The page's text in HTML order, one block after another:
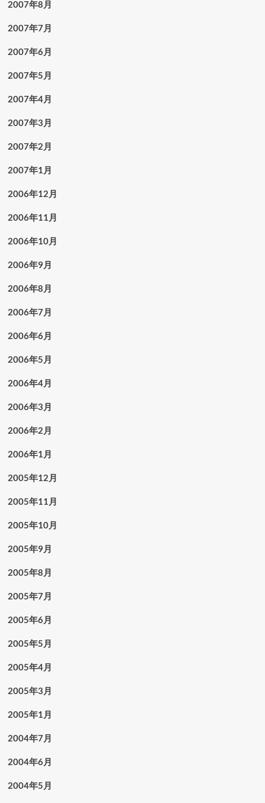
2007年8月
2007年7月
2007年6月
2007年5月
2007年4月
2007年3月
2007年2月
2007年1月
2006年12月
2006年11月
2006年10月
2006年9月
2006年8月
2006年7月
2006年6月
2006年5月
2006年4月
2006年3月
2006年2月
2006年1月
2005年12月
2005年11月
2005年10月
2005年9月
2005年8月
2005年7月
2005年6月
2005年5月
2005年4月
2005年3月
2005年1月
2004年7月
2004年6月
2004年5月